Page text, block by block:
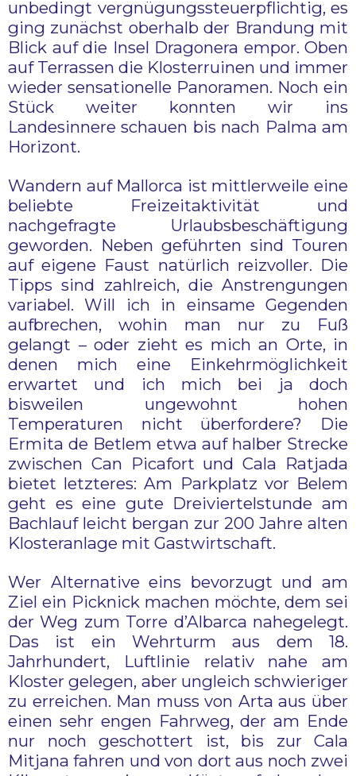
unbedingt vergnügungssteuerpflichtig, es
ging zunächst oberhalb der Brandung mit
Blick auf die Insel Dragonera empor. Oben
auf Terrassen die Klosterruinen und immer
wieder sensationelle Panoramen. Noch ein
Stück weiter konnten wir ins
Landesinnere schauen bis nach Palma am
Horizont.
Wandern auf Mallorca ist mittlerweile eine
beliebte Freizeitaktivität und
nachgefragte Urlaubsbeschäftigung
geworden. Neben geführten sind Touren
auf eigene Faust natürlich reizvoller. Die
Tipps sind zahlreich, die Anstrengungen
variabel. Will ich in einsame Gegenden
aufbrechen, wohin man nur zu Fuß
gelangt – oder zieht es mich an Orte, in
denen mich eine Einkehrmöglichkeit
erwartet und ich mich bei ja doch
bisweilen ungewohnt hohen
Temperaturen nicht überfordere? Die
Ermita de Betlem etwa auf halber Strecke
zwischen Can Picafort und Cala Ratjada
bietet letzteres: Am Parkplatz vor Belem
geht es eine gute Dreiviertelstunde am
Bachlauf leicht bergan zur 200 Jahre alten
Klosteranlage mit Gastwirtschaft.
Wer Alternative eins bevorzugt und am
Ziel ein Picknick machen möchte, dem sei
der Weg zum Torre d’Albarca nahegelegt.
Das ist ein Wehrturm aus dem 18.
Jahrhundert, Luftlinie relativ nahe am
Kloster gelegen, aber ungleich schwieriger
zu erreichen. Man muss von Arta aus über
einen sehr engen Fahrweg, der am Ende
nur noch geschottert ist, bis zur Cala
Mitjana fahren und von dort aus noch zwei